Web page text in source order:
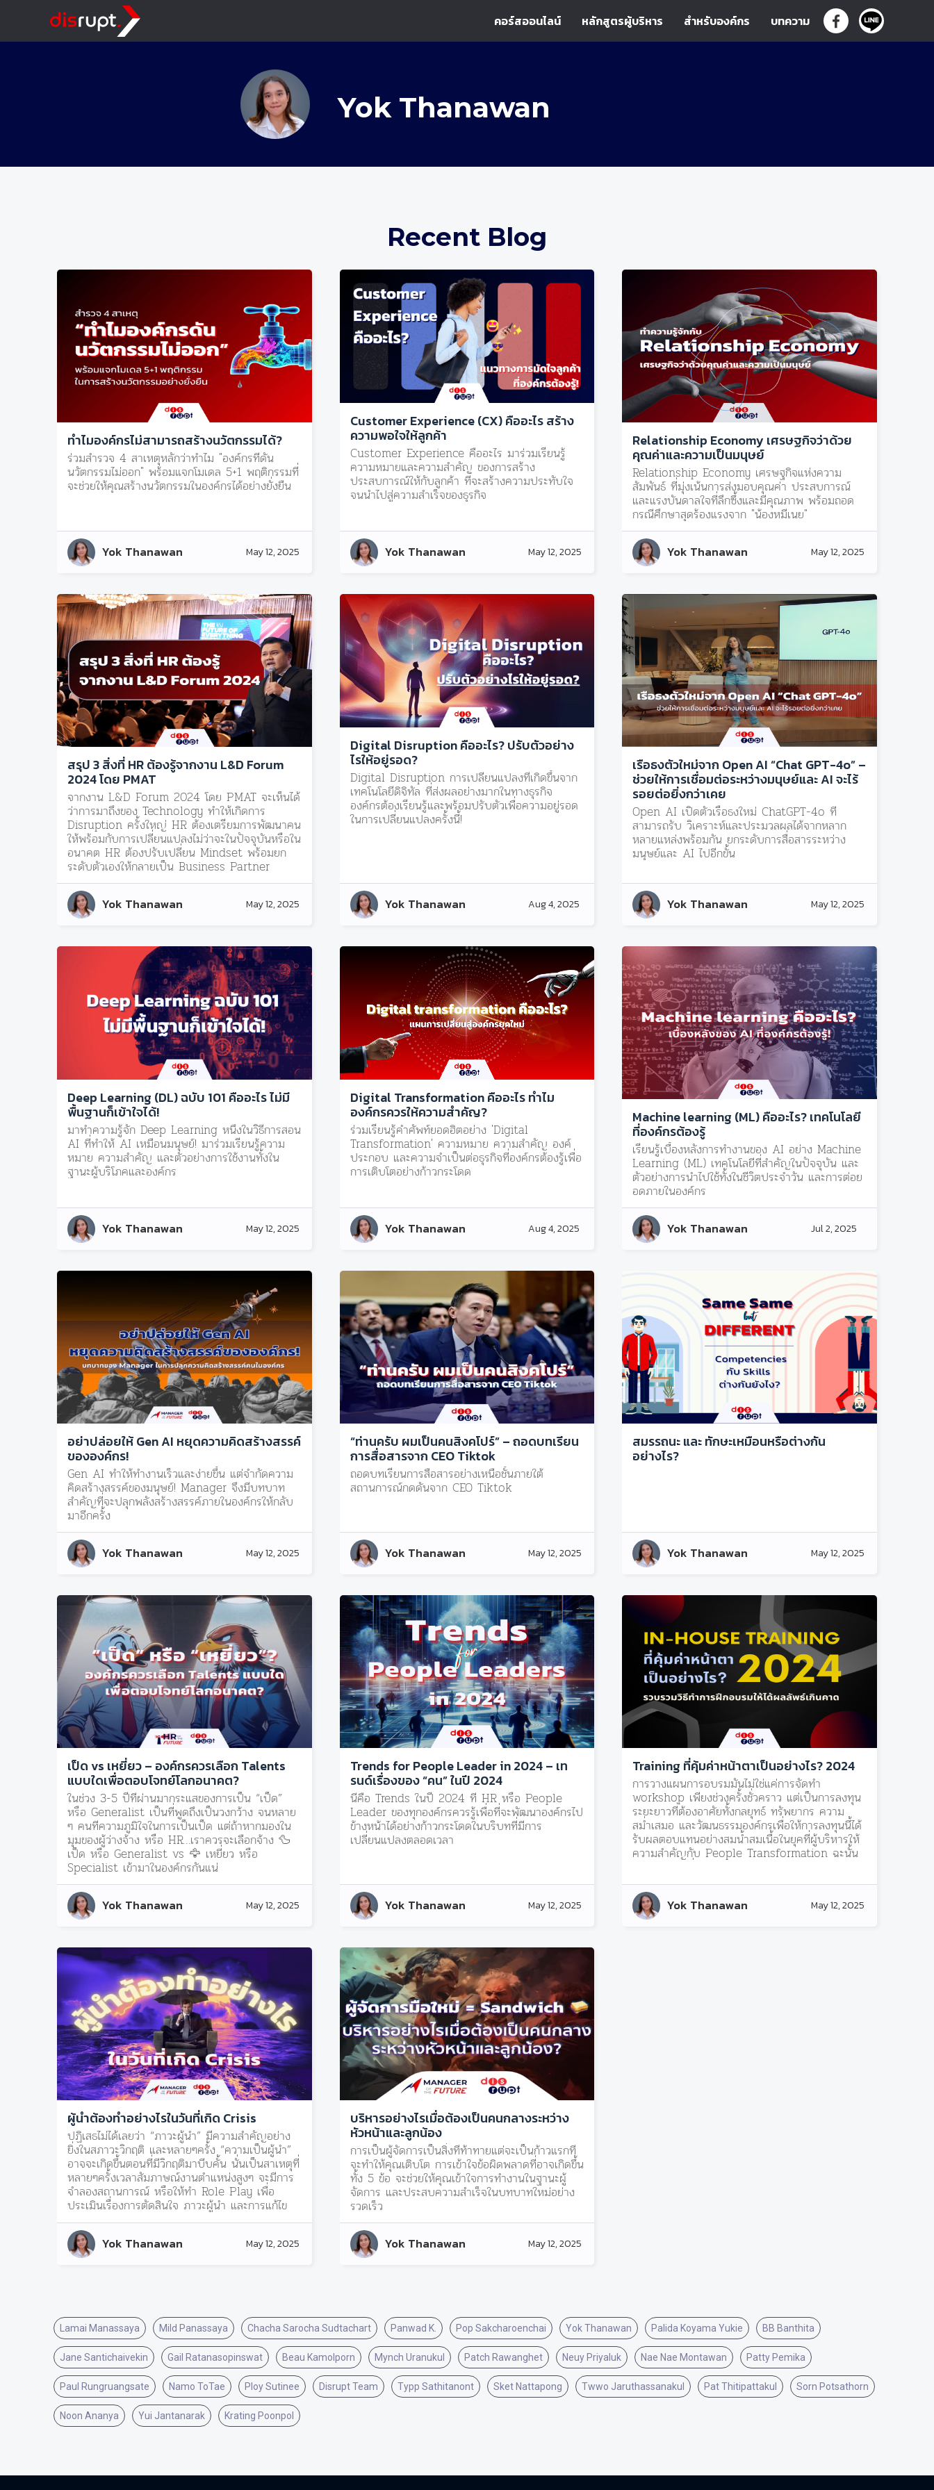
Yok Thanawan
คอร์สออนไลน์ หลักสูตรผู้บริหาร สำหรับองค์กร บทความ 
Recent Blog
ทำไมองค์กรไม่สามารถสร้างนวัตกรรมได้?
ร่วมสำรวจ 4 สาเหตุหลักว่าทำไม "องค์กรที่ดัน
นวัตกรรมไม่ออก" พร้อมแจกโมเดล 5+1 พฤติกรรมที่
จะช่วยให้คุณสร้างนวัตกรรมในองค์กรได้อย่างยั่งยืน
Yok Thanawan May 12, 2025
Customer Experience (CX) คืออะไร สร้าง
ความพอใจให้ลูกค้า
Customer Experience คืออะไร มาร่วมเรียนรู้
ความหมายและความสำคัญ ของการสร้าง
ประสบการณ์ให้กับลูกค้า ที่จะสร้างความประทับใจ
จนนำไปสู่ความสำเร็จของธุรกิจ
Yok Thanawan May 12, 2025
Relationship Economy เศรษฐกิจว่าด้วย
คุณค่าและความเป็นมนุษย์
Relationship Economy เศรษฐกิจแห่งความ
สัมพันธ์ ที่มุ่งเน้นการส่งมอบคุณค่า ประสบการณ์
และแรงบันดาลใจที่ลึกซึ้งและมีคุณภาพ พร้อมถอด
กรณีศึกษาสุดร้องแรงจาก "น้องหมีเนย"
Yok Thanawan May 12, 2025
สรุป 3 สิ่งที่ HR ต้องรู้จากงาน L&D Forum
2024 โดย PMAT
จากงาน L&D Forum 2024 โดย PMAT จะเห็นได้
ว่าการมาถึงของ Technology ทำให้เกิดการ
Disruption ครั้งใหญ่ HR ต้องเตรียมการพัฒนาคน
ให้พร้อมกับการเปลี่ยนแปลงไม่ว่าจะในปัจจุบันหรือใน
อนาคต HR ต้องปรับเปลี่ยน Mindset พร้อมยก
ระดับตัวเองให้กลายเป็น Business Partner
Yok Thanawan May 12, 2025
Digital Disruption คืออะไร? ปรับตัวอย่าง
ไรให้อยู่รอด?
Digital Disruption การเปลี่ยนแปลงที่เกิดขึ้นจาก
เทคโนโลยีดิจิทัล ที่ส่งผลอย่างมากในทางธุรกิจ
องค์กรต้องเรียนรู้และพร้อมปรับตัวเพื่อความอยู่รอด
ในการเปลี่ยนแปลงครั้งนี้!
Yok Thanawan Aug 4, 2025
เรือธงตัวใหม่จาก Open AI “Chat GPT-4o” –
ช่วยให้การเชื่อมต่อระหว่างมนุษย์และ AI จะไร้
รอยต่อยิ่งกว่าเคย
Open AI เปิดตัวเรือธงใหม่ ChatGPT-4o ที่
สามารถรับ วิเคราะห์และประมวลผลได้จากหลาก
หลายแหล่งพร้อมกัน ยกระดับการสื่อสารระหว่าง
มนุษย์และ AI ไปอีกขั้น
Yok Thanawan May 12, 2025
Deep Learning (DL) ฉบับ 101 คืออะไร ไม่มี
พื้นฐานก็เข้าใจได้!
มาทำความรู้จัก Deep Learning หนึ่งในวิธีการสอน
AI ที่ทำให้ AI เหมือนมนุษย์! มาร่วมเรียนรู้ความ
หมาย ความสำคัญ และตัวอย่างการใช้งานทั้งใน
ฐานะผู้บริโภคและองค์กร
Yok Thanawan May 12, 2025
Digital Transformation คืออะไร ทำไม
องค์กรควรให้ความสำคัญ?
ร่วมเรียนรู้คำศัพท์ยอดฮิตอย่าง 'Digital
Transformation' ความหมาย ความสำคัญ องค์
ประกอบ และความจำเป็นต่อธุรกิจที่องค์กรต้องรู้เพื่อ
การเติบโตอย่างก้าวกระโดด
Yok Thanawan Aug 4, 2025
Machine learning (ML) คืออะไร? เทคโนโลยี
ที่องค์กรต้องรู้
เรียนรู้เบื้องหลังการทำงานของ AI อย่าง Machine
Learning (ML) เทคโนโลยีที่สำคัญในปัจจุบัน และ
ตัวอย่างการนำไปใช้ทั้งในชีวิตประจำวัน และการต่อย
อดภายในองค์กร
Yok Thanawan Jul 2, 2025
อย่าปล่อยให้ Gen AI หยุดความคิดสร้างสรรค์
ขององค์กร!
Gen AI ทำให้ทำงานเร็วและง่ายขึ้น แต่จำกัดความ
คิดสร้างสรรค์ของมนุษย์! Manager จึงมีบทบาท
สำคัญที่จะปลุกพลังสร้างสรรค์ภายในองค์กรให้กลับ
มาอีกครั้ง
Yok Thanawan May 12, 2025
“ท่านครับ ผมเป็นคนสิงคโปร์” – ถอดบทเรียน
การสื่อสารจาก CEO Tiktok
ถอดบทเรียนการสื่อสารอย่างเหนือชั้นภายใต้
สถานการณ์กดดันจาก CEO Tiktok
Yok Thanawan May 12, 2025
สมรรถนะ และ ทักษะเหมือนหรือต่างกัน
อย่างไร?
Yok Thanawan May 12, 2025
เป็ด vs เหยี่ยว – องค์กรควรเลือก Talents
แบบใดเพื่อตอบโจทย์โลกอนาคต?
ในช่วง 3-5 ปีที่ผ่านมากระแสของการเป็น “เป็ด”
หรือ Generalist เป็นที่พูดถึงเป็นวงกว้าง จนหลาย
ๆ คนทีความภูมิใจในการเป็นเป็ด แต่ถ้าหากมองใน
มุมของผู้ว่างจ้าง หรือ HR…เราควรจะเลือกจ้าง 🦆
เป็ด หรือ Generalist vs 🦅 เหยี่ยว หรือ
Specialist เข้ามาในองค์กรกันแน่
Yok Thanawan May 12, 2025
Trends for People Leader in 2024 – เท
รนด์เรื่องของ “คน” ในปี 2024
นี่คือ Trends ในปี 2024 ที่ HR หรือ People
Leader ของทุกองค์กรควรรู้เพื่อที่จะพัฒนาองค์กรไป
ข้างหน้าได้อย่างก้าวกระโดดในบริบทที่มีการ
เปลี่ยนแปลงตลอดเวลา
Yok Thanawan May 12, 2025
Training ที่คุ้มค่าหน้าตาเป็นอย่างไร? 2024
การวางแผนการอบรมมันไม่ใช่แค่การจัดทำ
workshop เพียงช่วงครั้งชั่วคราว แต่เป็นการลงทุน
ระยะยาวที่ต้องอาศัยทั้งกลยุทธ์ ทรัพยากร ความ
สม่ำเสมอ และวัฒนธรรมองค์กรเพื่อให้การลงทุนนี้ได้
รับผลตอบแทนอย่างสมน้ำสมเนื้อ‍ในยุคที่ผู้บริหารให้
ความสำคัญกับ People Transformation ฉะนั้น
ต้องปรับตัวและเตรียมแผนการพัฒนาคนให้ทัน
แผนการพัฒนาธุรกิจขององค์กรด้วย
Yok Thanawan May 12, 2025
ผู้นำต้องทำอย่างไรในวันที่เกิด Crisis
ปฏิเสธไม่ได้เลยว่า “ภาวะผู้นำ” มีความสำคัญอย่าง
ยิ่งในสภาวะวิกฤติ และหลายๆครั้ง “ความเป็นผู้นำ”
อาจจะเกิดขึ้นตอนที่มีวิกฤติมาบีบคั้น นั่นเป็นสาเหตุที่
หลายๆครั้งเวลาสัมภาษณ์งานตำแหน่งสูงๆ จะมีการ
จำลองสถานการณ์ หรือให้ทำ Role Play เพื่อ
ประเมินเรื่องการตัดสินใจ ภาวะผู้นำ และการแก้ไข
ปัญหาเฉพาะหน้าเสมอ
Yok Thanawan May 12, 2025
บริหารอย่างไรเมื่อต้องเป็นคนกลางระหว่าง
หัวหน้าและลูกน้อง
การเป็นผู้จัดการเป็นสิ่งที่ท้าทายแต่จะเป็นก้าวแรกที่
จะทำให้คุณเติบโต การเข้าใจข้อผิดพลาดที่อาจเกิดขึ้น
ทั้ง 5 ข้อ จะช่วยให้คุณเข้าใจการทำงานในฐานะผู้
จัดการ และประสบความสำเร็จในบทบาทใหม่อย่าง
รวดเร็ว
Yok Thanawan May 12, 2025
Lamai Manassaya Mild Panassaya Chacha Sarocha Sudtachart Panwad K. Pop Sakcharoenchai Yok Thanawan Palida Koyama Yukie BB Banthita
Jane Santichaivekin Gail Ratanasopinswat Beau Kamolporn Mynch Uranukul Patch Rawanghet Neuy Priyaluk Nae Nae Montawan Patty Pemika
Paul Rungruangsate Namo ToTae Ploy Sutinee Disrupt Team Typp Sathitanont Sket Nattapong Twwo Jaruthassanakul Pat Thitipattakul Sorn Potsathorn
Noon Ananya Yui Jantanarak Krating Poonpol